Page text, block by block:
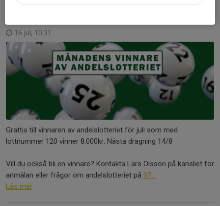
16 jul, 10:31
Grattis till vinnaren av andelslotteriet för juli som med
lottnummer 120 vinner 8.000kr. Nästa dragning 14/8
Vill du också bli en vinnare? Kontakta Lars Olsson på kansliet för
anmälan eller frågor om andelslotteriet på 07...
Läs mer